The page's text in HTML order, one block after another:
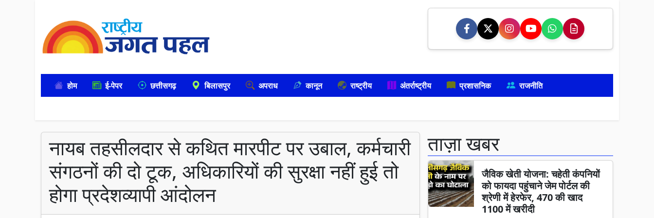
होम ई-पेपर छत्तीसगढ़ बिलासपुर अपराध कानून राष्ट्रीय अंतर्राष्ट्रीय प्रशासनिक राजनीति
नायब तहसीलदार से कथित मारपीट पर उबाल, कर्मचारी
संगठनों की दो टूक, अधिकारियों की सुरक्षा नहीं हुई तो
होगा प्रदेशव्यापी आंदोलन
ताज़ा खबर
जैविक खेती योजना: चहेती कंपनियों
को फायदा पहुंचाने जेम पोर्टल की
श्रेणी में हेरफेर, 470 की खाद
1100 में खरीदी